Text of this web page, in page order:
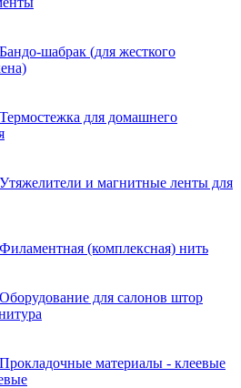
Бандо-шабрак (для жесткого
Термостежка для домашнего
Утяжелители и магнитные ленты для
Филаментная (комплексная) нить
Оборудование для салонов штор
Прокладочные материалы - клеевые